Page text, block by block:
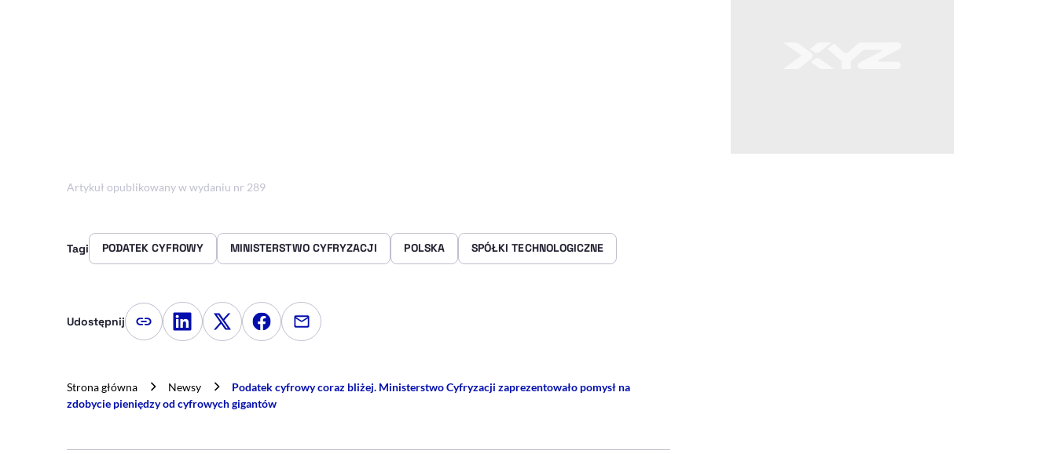
Artykuł opublikowany w wydaniu nr 289
Tagi PODATEK CYFROWY MINISTERSTWO CYFRYZACJI POLSKA SPÓŁKI TECHNOLOGICZNE
Udostępnij Kopiuj link artykułu
Udostępnij na LinkedIn
Udostępnij na Twitterze
Udostępnij na Facebooku
Udostępnij przez e-mail
Strona główna Newsy
Podatek cyfrowy coraz bliżej. Ministerstwo Cyfryzacji zaprezentowało pomysł na
zdobycie pieniędzy od cyfrowych gigantów